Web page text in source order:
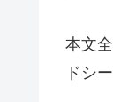
本文
ドシ